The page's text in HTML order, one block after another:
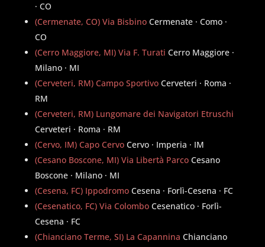
· CO
(Cermenate, CO) Via Bisbino Cermenate · Como ·
CO
(Cerro Maggiore, MI) Via F. Turati Cerro Maggiore ·
Milano · MI
(Cerveteri, RM) Campo Sportivo Cerveteri · Roma ·
RM
(Cerveteri, RM) Lungomare dei Navigatori Etruschi
Cerveteri · Roma · RM
(Cervo, IM) Capo Cervo Cervo · Imperia · IM
(Cesano Boscone, MI) Via Libertà Parco Cesano
Boscone · Milano · MI
(Cesena, FC) Ippodromo Cesena · Forlì-Cesena · FC
(Cesenatico, FC) Via Colombo Cesenatico · Forlì-
Cesena · FC
(Chianciano Terme, SI) La Capannina Chianciano